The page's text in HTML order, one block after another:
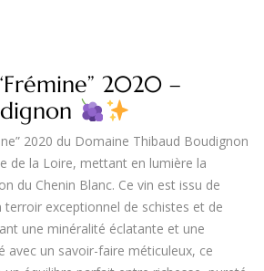
2020 –
2020 du Domaine Thibaud Boudignon
de la Loire, mettant en lumière la
du Chenin Blanc. Ce vin est issu de
terroir exceptionnel de schistes et de
une minéralité éclatante et une
avec un savoir-faire méticuleux, ce